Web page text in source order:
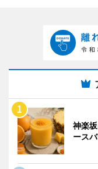
神楽
ース